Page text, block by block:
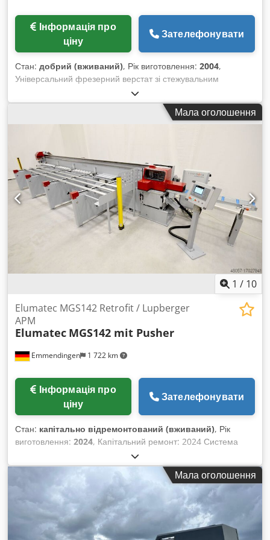
ціну
Зателефонувати
Стан: добрий (вживаний), Рік виготовлення: 2004,
Універсальний фрезерний верстат зі стежувальним
управлінням HEIDENHAIN TNC 124 механічні ручні
штурвали Djdpfx Adeigm Tcoyokr поворотний нахиляючий
стіл ± 45° гідравлічне кріплення інструменту напівкабіна бак
по осі Z: 400 мм Діапазон обертів шпинделя: 63 – 3 150 об/
хв Плавне регулювання подачі: 12–3000 / 6–1500 (Z) мм/хв
Хід пінолі: 100 мм Голова повертається: ± 90° Конус
шпинделя: ISO SK 40 Робоча поверхня столу: 630 x 400 мм
Сумарна потужність: 8 кВт Вага верстата: близько 2,2 т
Габарити: близько 2 x 1,9 x 1,95 м
Мала оголошення
1 / 10
Emmendingen 1 722 km
Elumatec MGS142 Retrofit / Lupberger
APM
Elumatec MGS142 mit Pusher
ціну
Зателефонувати
Стан: капітально відремонтований (вживаний), Рік
виготовлення: 2024, Капітальний ремонт: 2024 Система
управління: PLC Siemens S7 Максимальний діаметр
пильного диска: 500 мм Потужність двигуна: 4,0 кВт Подача
пильного диска: 0–40 мм/с, безступінчата регулювання
Електронне керування висотою пильної балки Робоча зона
профіль (квадрат) 90° макс.: 130 x 130 мм Робоча зона
плоска 90° макс.: 190 x 130 мм Робоча зона кругла 90°
макс.: 170 мм Машина була повністю відремонтована у
Мала оголошення